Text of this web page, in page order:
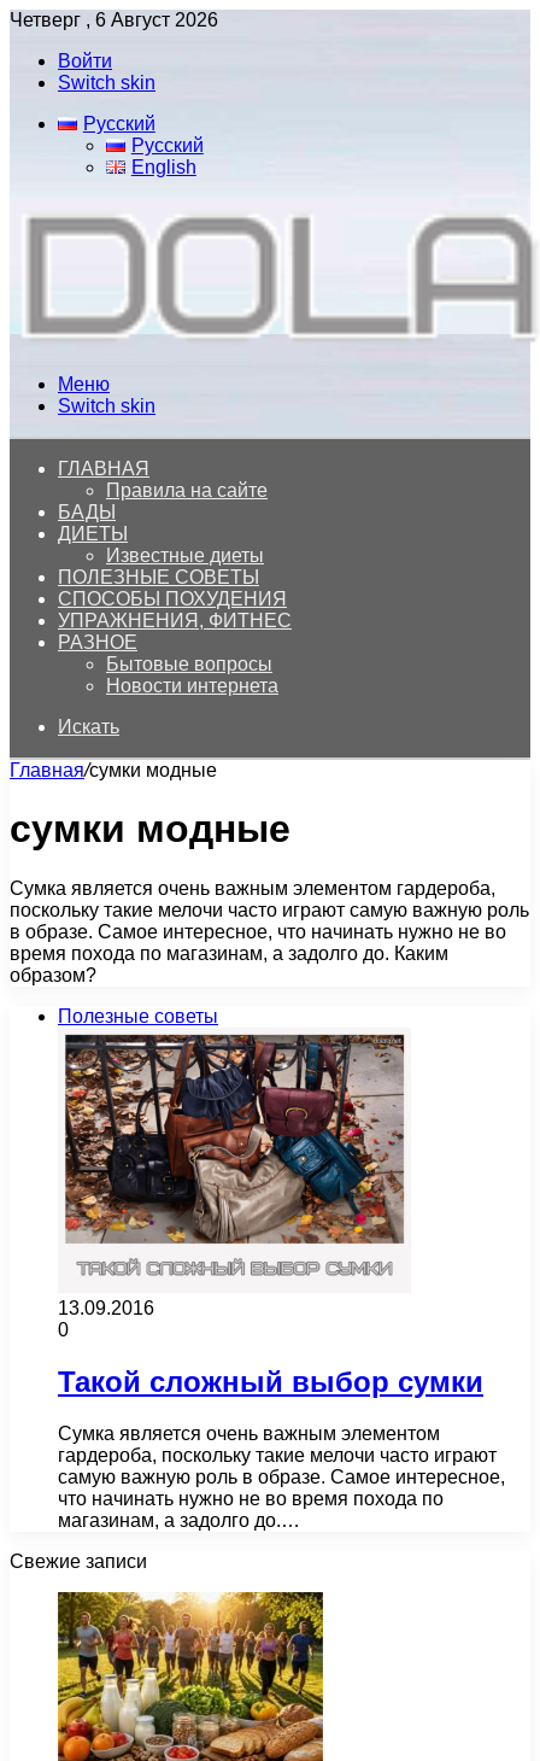
Четверг , 6 Август 2026
Войти
Switch skin
Русский
Русский
English
Меню
Switch skin
ГЛАВНАЯ
Правила на сайте
БАДЫ
ДИЕТЫ
Известные диеты
ПОЛЕЗНЫЕ СОВЕТЫ
СПОСОБЫ ПОХУДЕНИЯ
УПРАЖНЕНИЯ, ФИТНЕС
РАЗНОЕ
Бытовые вопросы
Новости интернета
Искать
Главная/сумки модные
сумки модные
Сумка является очень важным элементом гардероба,
поскольку такие мелочи часто играют самую важную роль
в образе. Самое интересное, что начинать нужно не во
время похода по магазинам, а задолго до. Каким
образом?
Полезные советы
13.09.2016
0
Такой сложный выбор сумки
Сумка является очень важным элементом
гардероба, поскольку такие мелочи часто играют
самую важную роль в образе. Самое интересное,
что начинать нужно не во время похода по
магазинам, а задолго до.…
Свежие записи